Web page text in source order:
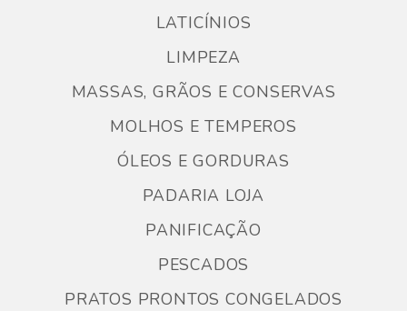
LATICÍNIOS
LIMPEZA
MASSAS, GRÃOS E CONSERVAS
MOLHOS E TEMPEROS
ÓLEOS E GORDURAS
PADARIA LOJA
PANIFICAÇÃO
PESCADOS
PRATOS PRONTOS CONGELADOS